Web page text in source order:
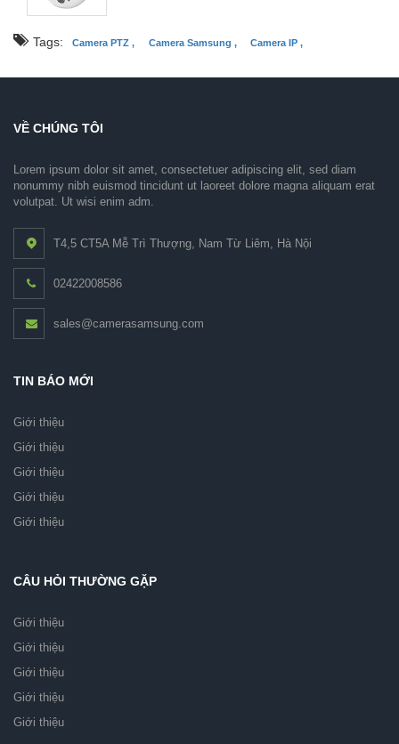
Tags: Camera PTZ , Camera Samsung , Camera IP ,
VỀ CHÚNG TÔI
Lorem ipsum dolor sit amet, consectetuer adipiscing elit, sed diam
nonummy nibh euismod tincidunt ut laoreet dolore magna aliquam erat
volutpat. Ut wisi enim adm.
T4,5 CT5A Mễ Trì Thượng, Nam Từ Liêm, Hà Nội
02422008586
sales@camerasamsung.com
TIN BÁO MỚI
Giới thiệu
Giới thiệu
Giới thiệu
Giới thiệu
Giới thiệu
CÂU HỎI THƯỜNG GẶP
Giới thiệu
Giới thiệu
Giới thiệu
Giới thiệu
Giới thiệu